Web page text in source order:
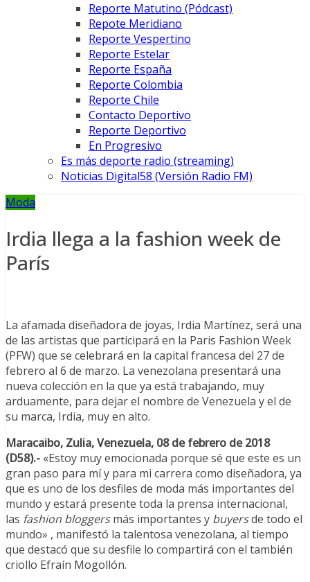
Reporte Matutino (Pódcast)
Repote Meridiano
Reporte Vespertino
Reporte Estelar
Reporte España
Reporte Colombia
Reporte Chile
Contacto Deportivo
Reporte Deportivo
En Progresivo
Es más deporte radio (streaming)
Noticias Digital58 (Versión Radio FM)
Moda
Irdia llega a la fashion week de
París
La afamada diseñadora de joyas, Irdia Martínez, será una
de las artistas que participará en la Paris Fashion Week
(PFW) que se celebrará en la capital francesa del 27 de
febrero al 6 de marzo. La venezolana presentará una
nueva colección en la que ya está trabajando, muy
arduamente, para dejar el nombre de Venezuela y el de
su marca, Irdia, muy en alto.
Maracaibo, Zulia, Venezuela, 08 de febrero de 2018
(D58).- «Estoy muy emocionada porque sé que este es un
gran paso para mí y para mi carrera como diseñadora, ya
que es uno de los desfiles de moda más importantes del
mundo y estará presente toda la prensa internacional,
las fashion bloggersmás importantes y buyersde todo el
mundo» , manifestó la talentosa venezolana, al tiempo
que destacó que su desfile lo compartirá con el también
criollo Efraín Mogollón.